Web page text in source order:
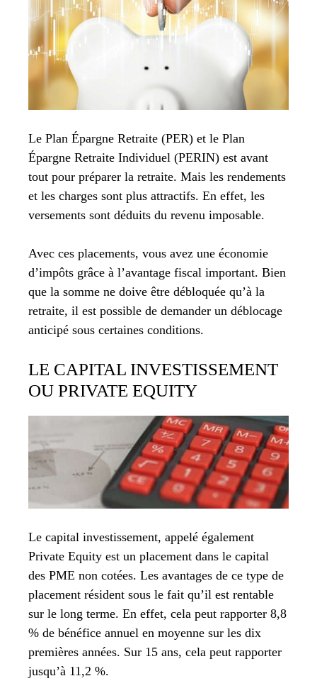
Le Plan Épargne Retraite (PER) et le Plan
Épargne Retraite Individuel (PERIN) est avant
tout pour préparer la retraite. Mais les rendements
et les charges sont plus attractifs. En effet, les
versements sont déduits du revenu imposable.
Avec ces placements, vous avez une économie
d’impôts grâce à l’avantage fiscal important. Bien
que la somme ne doive être débloquée qu’à la
retraite, il est possible de demander un déblocage
anticipé sous certaines conditions.
LE CAPITAL INVESTISSEMENT
OU PRIVATE EQUITY
Le capital investissement, appelé également
Private Equity est un placement dans le capital
des PME non cotées. Les avantages de ce type de
placement résident sous le fait qu’il est rentable
sur le long terme. En effet, cela peut rapporter 8,8
% de bénéfice annuel en moyenne sur les dix
premières années. Sur 15 ans, cela peut rapporter
jusqu’à 11,2 %.